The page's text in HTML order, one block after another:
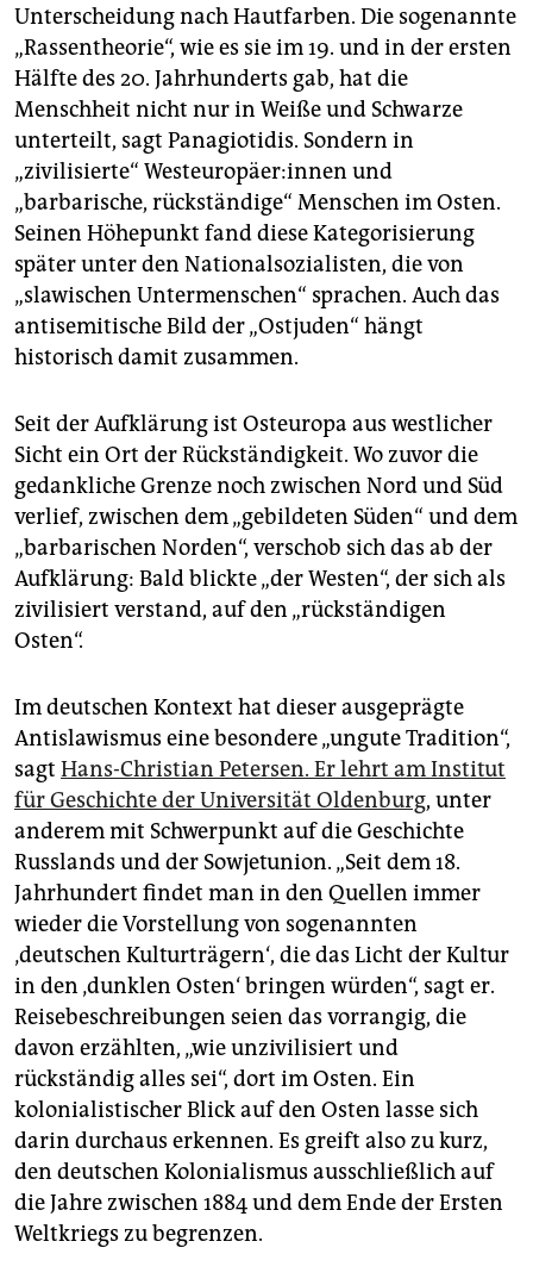
Unterscheidung nach Hautfarben. Die sogenannte
„Rassentheorie“, wie es sie im 19. und in der ersten
Hälfte des 20. Jahrhunderts gab, hat die
Menschheit nicht nur in Weiße und Schwarze
unterteilt, sagt Panagiotidis. Sondern in
„zivilisierte“ West­eu­ro­päe­r:in­nen und
„barbarische, rückständige“ Menschen im Osten.
Seinen Höhepunkt fand diese Kategorisierung
später unter den Nationalsozialisten, die von
„slawischen Untermenschen“ sprachen. Auch das
antisemitische Bild der „Ostjuden“ hängt
historisch damit zusammen.
Seit der Aufklärung ist Osteuropa aus westlicher
Sicht ein Ort der Rückständigkeit. Wo zuvor die
gedankliche Grenze noch zwischen Nord und Süd
verlief, zwischen dem „gebildeten Süden“ und dem
„barbarischen Norden“, verschob sich das ab der
Aufklärung: Bald blickte „der Westen“, der sich als
zivilisiert verstand, auf den „rückständigen
Osten“.
Im deutschen Kontext hat dieser ausgeprägte
Antislawismus eine besondere „ungute Tradition“,
sagt Hans-Christian Petersen. Er lehrt am Institut
für Geschichte der Universität Oldenburg, unter
anderem mit Schwerpunkt auf die Geschichte
Russlands und der Sowjetunion. „Seit dem 18.
Jahrhundert findet man in den Quellen immer
wieder die Vorstellung von sogenannten
‚deutschen Kulturträgern‘, die das Licht der Kultur
in den ‚dunklen Osten‘ bringen würden“, sagt er.
Reisebeschreibungen seien das vorrangig, die
davon erzählten, „wie unzivilisiert und
rückständig alles sei“, dort im Osten. Ein
kolonialistischer Blick auf den Osten lasse sich
darin durchaus erkennen. Es greift also zu kurz,
den deutschen Kolonialismus ausschließlich auf
die Jahre zwischen 1884 und dem Ende der Ersten
Weltkriegs zu begrenzen.